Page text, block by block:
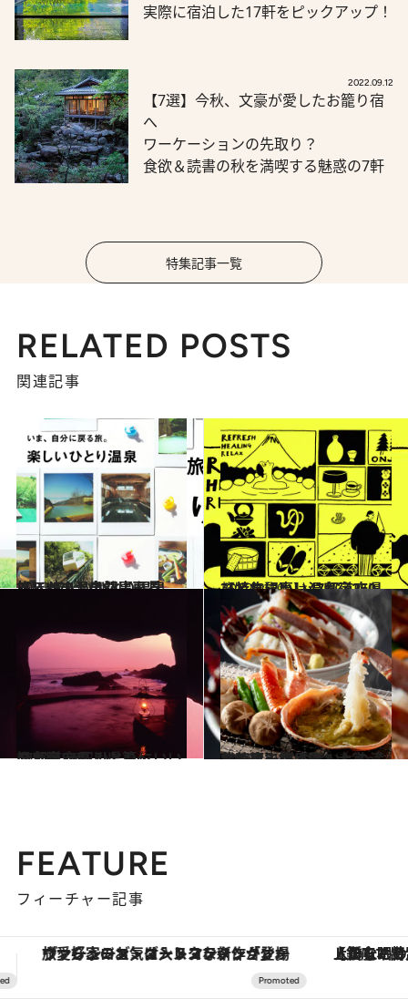
実際に宿泊した17軒をピックアップ！
2022.09.12
【7選】今秋、文豪が愛したお籠り宿
へ
ワーケーションの先取り？
食欲＆読書の秋を満喫する魅惑の7軒
特集記事一覧
RELATED POSTS
関連記事
2022.6.9
【ほかの温泉記事も見る】いま、自然に戻る旅。 楽しいひとり温泉
旅＆お出かけ 2022.2.10
【特集記事】47都道府県 ひとりにいい温泉宿250
旅＆お出かけ
2022.2.26
47都道府県 ひとりにいい温泉宿 ～石川県篇～
旅＆お出かけ 2021.12.16
お気に入りホテル大賞～北陸篇～ 冬の旨いもの満載の宿で絶品旅
旅＆お出かけ
FEATURE
フィーチャー記事
【銀座で出合う最旬美容】美髪ケアや上質な眠り…セルフケアのアップデートから、特別な名入れギフトまで。大人のための「ReFa GINZA」クルーズ